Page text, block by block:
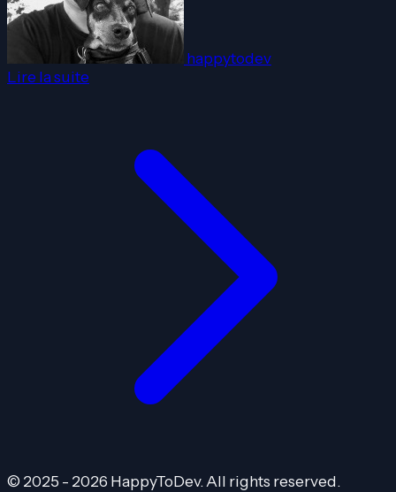
happytodev
Lire la suite
© 2025 - 2026 HappyToDev. All rights reserved.